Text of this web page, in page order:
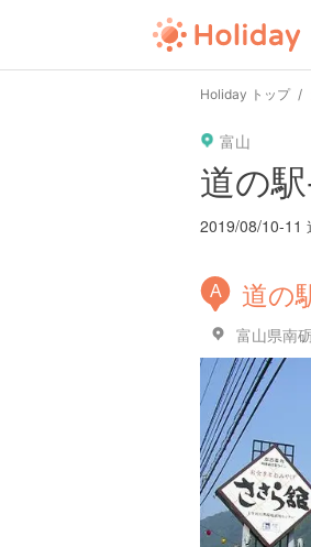
Holiday トップ
富山
道の
2019/08/10-11
A 道の
富山県南